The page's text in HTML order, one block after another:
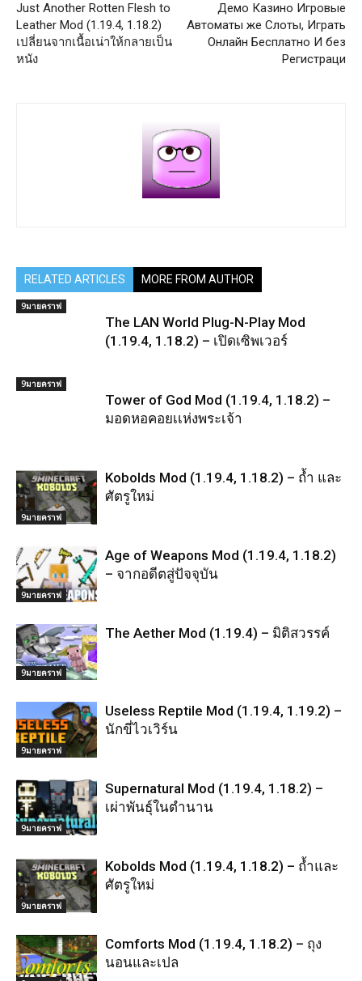
Just Another Rotten Flesh to
Leather Mod (1.19.4, 1.18.2)
เปลี่ยนจากเนื้อเน่าให้กลายเป็น
หนัง
Демо Казино Игровые
Автоматы же Слоты, Играть
Онлайн Бесплатно И без
Регистраци
RELATED ARTICLES MORE FROM AUTHOR
9มายคราฟ
The LAN World Plug-N-Play Mod
(1.19.4, 1.18.2) – เปิดเซิพเวอร์
9มายคราฟ
Tower of God Mod (1.19.4, 1.18.2) –
มอดหอคอยเเห่งพระเจ้า
9มายคราฟ
Kobolds Mod (1.19.4, 1.18.2) – ถ้ำ และ
ศัตรูใหม่
9มายคราฟ
Age of Weapons Mod (1.19.4, 1.18.2)
– จากอดีตสู่ปัจจุบัน
9มายคราฟ
The Aether Mod (1.19.4) – มิติสวรรค์
9มายคราฟ
Useless Reptile Mod (1.19.4, 1.19.2) –
นักขี่ไวเวิร์น
9มายคราฟ
Supernatural Mod (1.19.4, 1.18.2) –
เผ่าพันธุ์ในตำนาน
9มายคราฟ
Kobolds Mod (1.19.4, 1.18.2) – ถ้ำและ
ศัตรูใหม่
Comforts Mod (1.19.4, 1.18.2) – ถุง
นอนและเปล